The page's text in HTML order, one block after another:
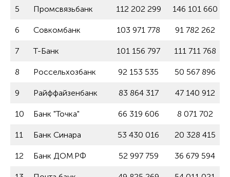
5 Промсвязьбанк 112 202 299 146 101 660
6 Совкомбанк 103 971 778 91 782 262
7 Т-Банк 101 156 797 111 711 768
8 Россельхозбанк 92 153 535 50 567 896
9 Райффайзенбанк 83 864 317 47 140 912
10 Банк "Точка" 66 319 606 8 071 702
11 Банк Синара 53 430 016 20 328 415
12 Банк ДОМ.РФ 52 997 759 36 679 594